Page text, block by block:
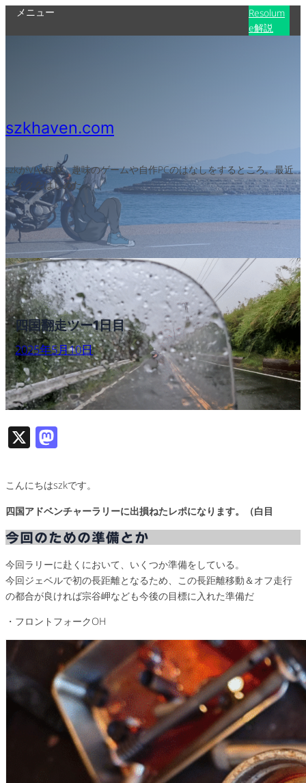
メニュー
Resolum
e解説
szkhaven.com
szkがVJやITや、趣味のゲームや自作PCのはなしをするところ。最近
バイクをはじめた
四国翻走ツー1日目
2025年5月10日
X
to
d
o
n
こんにちはszkです。
四国アドベンチャーラリーに出損ねたレポになります。（白目
今回のための準備とか
今回ラリーに赴くにおいて、いくつか準備をしている。
今回ジェベルで初の長距離となるため、この長距離移動＆オフ走行
の都合が良ければ宗谷岬なども今後の目標に入れた準備だ
・フロントフォークOH